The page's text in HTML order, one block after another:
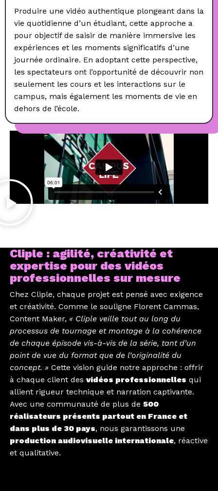
Produire une vidéo authentique plongeant dans la
vie quotidienne d’un étudiant, cette approche a
pour objectif de saisir de manière immersive les
expériences et les moments significatifs d’une
journée ordinaire. En adoptant cette perspective,
les spectateurs ont l’opportunité de découvrir non
seulement les cours et les interactions sur le
campus, mais également les moments de vie en
dehors de l’école.
Cliple : agilité, créativité et
expertise pour des vidéos
professionnelles sur mesure
Chez Cliple, chaque projet est pensé avec exigence
et créativité. Comme le souligne Florent Cammas,
Content Maker, « Cliple veille tout au long du
processus de tournage et montage à la cohérence
de chaque épisode vis-à-vis de la série, tant d’un
point de vue du format que de l’originalité du
concept. » Cette vision guide notre approche : offrir
à chaque client des vidéos professionnelles qui
allient rigueur technique et narration captivante.
Avec une communauté de plus de 500
réalisateurs présents partout en France et
dans plus de 30 pays, nous garantissons une
production audiovisuelle internationale, réactive
et qualitative.